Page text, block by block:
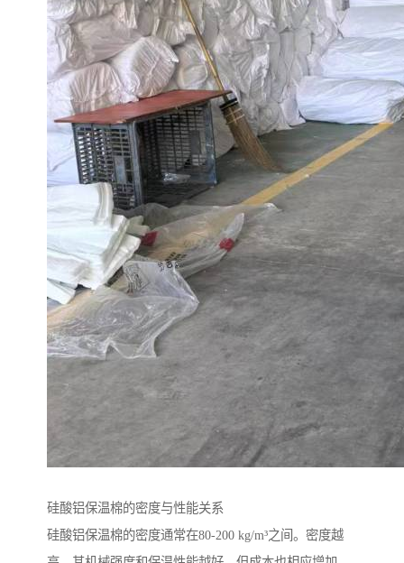
硅酸铝保温棉的密度与性能关系
硅酸铝保温棉的密度通常在80-200 kg/m³之间。密度越